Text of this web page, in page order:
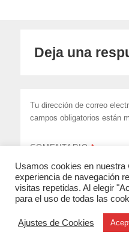
Deja una
Tu dirección de correo
campos obligatorios están
COMENTARIO*
Usamos cookies en nuestra
experiencia de navegación
visitas repetidas. Al elegir
para el uso de todas las
Ajustes de Cookies